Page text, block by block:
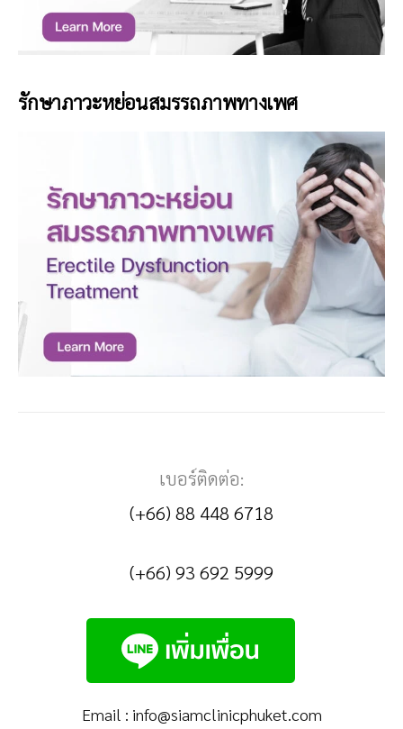
รักษาภาวะหย่อนสมรรถภาพทางเพศ
เบอร์ติดต่อ:
(+66) 88 448 6718
(+66) 93 692 5999
Email : info@siamclinicphuket.com